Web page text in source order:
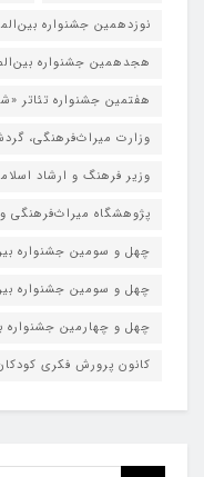
نوزدهمین جشنواره
هجدهمین جشنواره
هفتمین جشنواره تئاتر
وزارت میراث‌فرهنگی،
وزیر فرهنگ و ارشاد
پژوهشگاه میراث‌فرهنگی
چهل و سومین جشنواره
چهل و سومین جشنواره
چهل و چهارمین جشنواره
کانون پرورش فکری